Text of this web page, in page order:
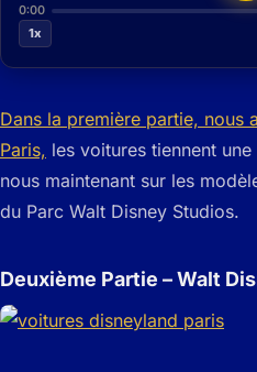
0:00
1x
Dans la première partie, nous
Paris, les voitures tiennent
nous maintenant sur les
du Parc Walt Disney Studios.
Deuxième Partie – Walt